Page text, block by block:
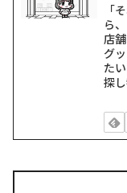
「
ら
店
グ
た
探